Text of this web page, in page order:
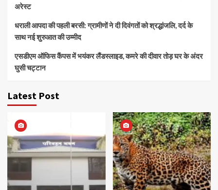
अरेस्ट
धराली आपदा की पहली बरसी: ग्रामीणों ने दी दिवंगतों को श्रद्धांजलि, दर्द के
साथ नई शुरुआत की उम्मीद
एसडीएम ऑफिस कैंपस में भयंकर लैंडस्लाइड, कमरे की दीवार तोड़ घर के अंदर
घुसी चट्टान
Latest Post